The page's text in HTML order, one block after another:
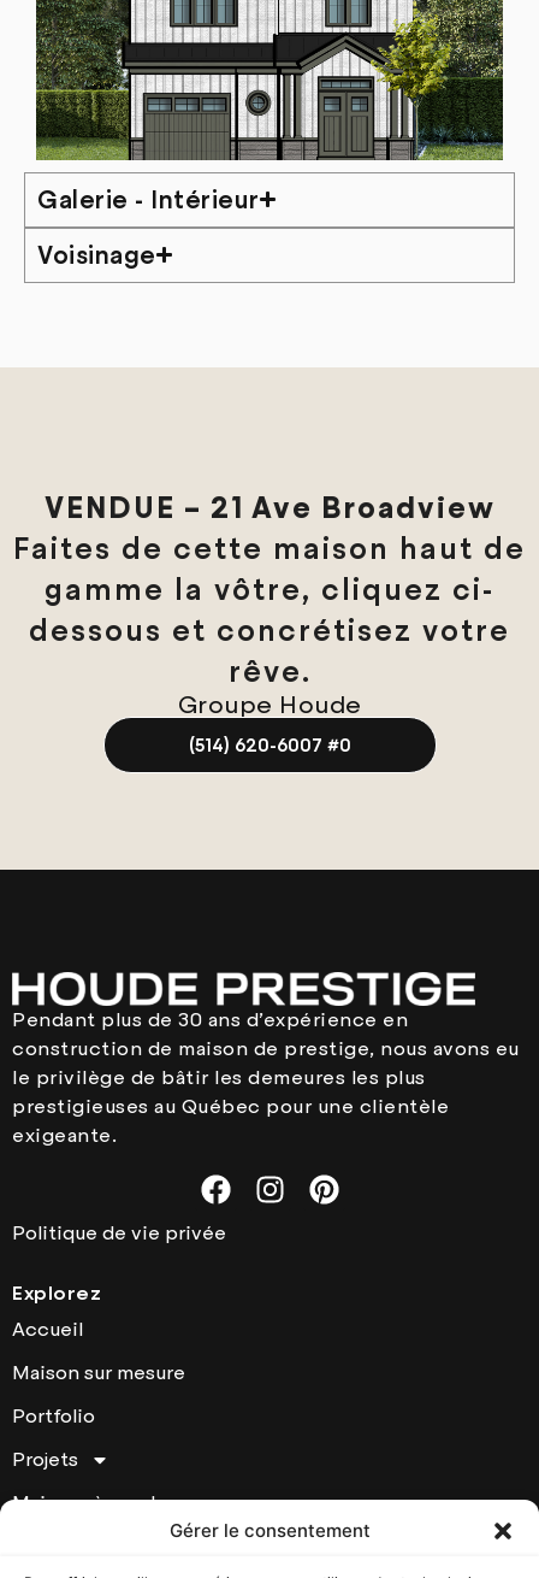
Gérer le consentement
Galerie - Intérieur
Voisinage
VENDUE – 21 Ave Broadview
Faites de cette maison haut de
gamme la vôtre, cliquez ci-
dessous et concrétisez votre
rêve.
Groupe Houde
(514) 620-6007 #0
Pendant plus de 30 ans d’expérience en
construction de maison de prestige, nous avons eu
le privilège de bâtir les demeures les plus
prestigieuses au Québec pour une clientèle
exigeante.
Politique de vie privée
Explorez
Accueil
Maison sur mesure
Portfolio
Projets
Maisons à vendre